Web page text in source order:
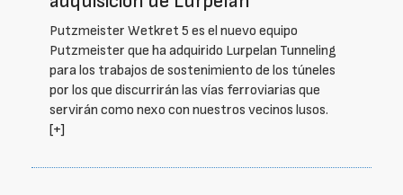
Putzmeister Wetkret 5 es el nuevo equipo
Putzmeister que ha adquirido Lurpelan Tunneling
para los trabajos de sostenimiento de los túneles
por los que discurrirán las vías ferroviarias que
servirán como nexo con nuestros vecinos lusos.
[+]